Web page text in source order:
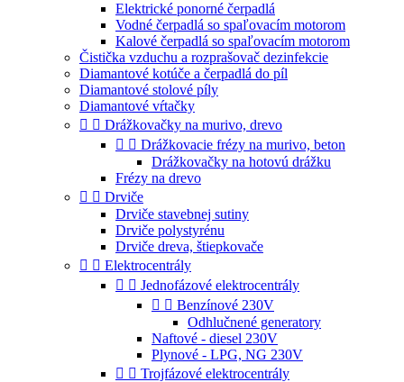
Elektrické ponorné čerpadlá
Vodné čerpadlá so spaľovacím motorom
Kalové čerpadlá so spaľovacím motorom
Čistička vzduchu a rozprašovač dezinfekcie
Diamantové kotúče a čerpadlá do píl
Diamantové stolové píly
Diamantové vŕtačky
  Drážkovačky na murivo, drevo
  Drážkovacie frézy na murivo, beton
Drážkovačky na hotovú drážku
Frézy na drevo
  Drviče
Drviče stavebnej sutiny
Drviče polystyrénu
Drviče dreva, štiepkovače
  Elektrocentrály
  Jednofázové elektrocentrály
  Benzínové 230V
Odhlučnené generatory
Naftové - diesel 230V
Plynové - LPG, NG 230V
  Trojfázové elektrocentrály